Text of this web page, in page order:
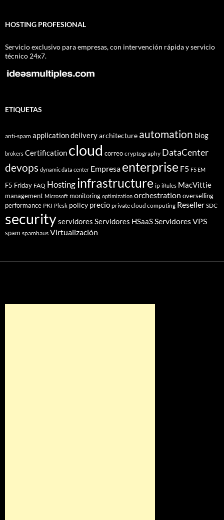
HOSTING PROFESIONAL
Servicio exclusivo para empresas, con intervención rápida y servicio
técnico 24x7.
ETIQUETAS
anti-spam application deliveryarchitecture automation blog
brokers Certification cloud correo cryptography DataCenter
devops dynamic data center Empresa enterprise F5 F5 EM
F5 Friday FAQ Hostinginfrastructure ip iRules MacVittie
management Microsoft monitoring optimization orchestration overselling
performance PKI Plesk policy precio private cloud computing Reseller SDC
securityservidores Servidores HSaaSServidores VPS
spam spamhaus Virtualización